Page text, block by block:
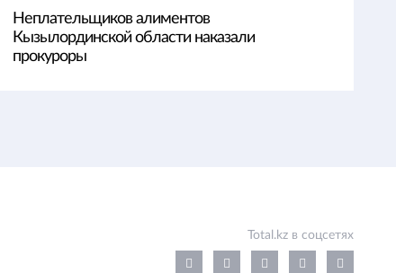
Неплательщиков алиментов
Кызылординской области наказали
прокуроры
Total.kz в соцсетях